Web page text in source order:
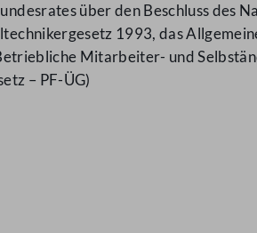
über den Beschluss
1993, das
Mitarbeiter- und
– PF-ÜG)